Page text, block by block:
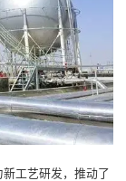
工艺研发，推动了